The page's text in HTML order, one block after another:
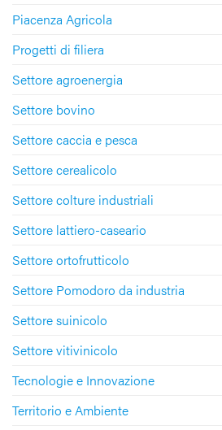
Piacenza Agricola
Progetti di filiera
Settore agroenergia
Settore bovino
Settore caccia e pesca
Settore cerealicolo
Settore colture industriali
Settore lattiero-caseario
Settore ortofrutticolo
Settore Pomodoro da industria
Settore suinicolo
Settore vitivinicolo
Tecnologie e Innovazione
Territorio e Ambiente